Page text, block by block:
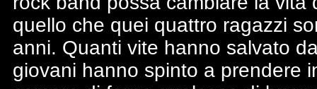
quello che quei quattro ragazzi
anni. Quanti vite hanno salvato
giovani hanno spinto a prendere